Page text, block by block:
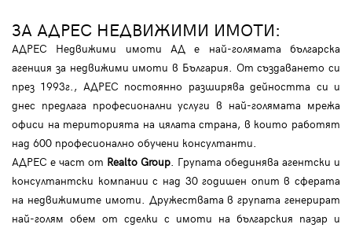
ЗА АДРЕС НЕДВИЖИМИ ИМОТИ:
АДРЕС Недвижими имоти АД е най-голямата българска
агенция за недвижими имоти в България. От създаването си
през 1993г., АДРЕС постоянно разширява дейността си и
днес предлага професионални услуги в най-голямата мрежа
офиси на територията на цялата страна, в които работят
над 600 професионално обучени консултанти.
АДРЕС е част от Realto Group. Групата обединява агентски и
консултантски компании с над 30 годишен опит в сферата
на недвижимите имоти. Дружествата в групата генерират
най-голям обем от сделки с имоти на българския пазар и